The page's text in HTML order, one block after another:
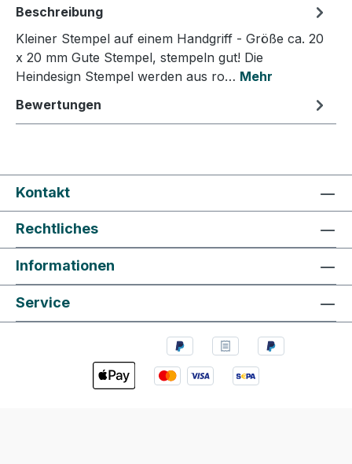
Beschreibung
Kleiner Stempel auf einem Handgriff - Größe ca. 20
x 20 mm Gute Stempel, stempeln gut! Die
Heindesign Stempel werden aus ro… Mehr
Bewertungen
Kontakt
Rechtliches
Informationen
Service